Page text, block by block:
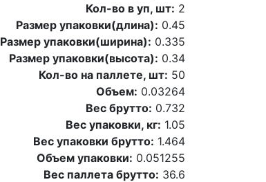
Кол-во в уп, шт: 2
Размер упаковки(длина): 0.45
Размер упаковки(ширина): 0.335
Размер упаковки(высота): 0.34
Кол-во на паллете, шт: 50
Объем: 0.03264
Вес брутто: 0.732
Вес упаковки, кг: 1.05
Вес упаковки брутто: 1.464
Объем упаковки: 0.051255
Вес паллета брутто: 36.6